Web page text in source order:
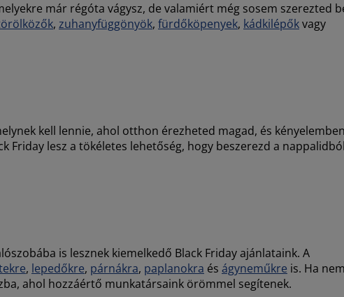
már régóta vágysz, de valamiért még sosem szerezted
, zuhanyfüggönyök, fürdőköpenyek, kádkilépőkvagy
kell lennie, ahol otthon érezheted magad, és
Friday lesz a tökéletes lehetőség, hogy beszerezd a
is lesznek kiemelkedő Black Friday ajánlataink. A
, lepedőkre, párnákra, paplanokra és ágyneműkre is. Ha
ahol hozzáértő munkatársaink örömmel segítenek.